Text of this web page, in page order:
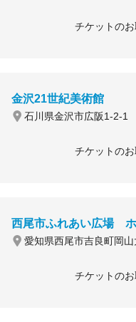
チケットの
金沢21世紀美術館
石川県金沢市広阪1-2-1
チケットの
西尾市ふれあい広場
愛知県西尾市吉良町岡
チケットの